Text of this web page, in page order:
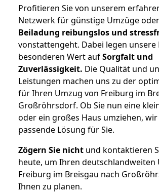
Profitieren Sie von unserem
Netzwerk für günstige Umzüge
Beiladung reibungslos und
vonstattengeht. Dabei legen unsere
besonderen Wert aufSorgfalt und
Zuverlässigkeit. Die Qualität und
Leistungen machen uns zu der
für Ihren Umzug von Freiburg im
Großröhrsdorf. Ob Sie nun eine
oder ein großes Haus umziehen,
passende Lösung für Sie.
Zögern Sie nicht und kontaktieren
heute, um Ihren deutschlandweiten
Freiburg im Breisgau nach
Ihnen zu planen.